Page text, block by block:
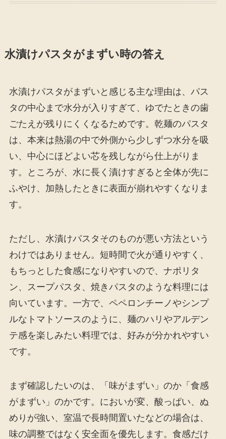
水漬けパスタがまずい時の答え
水漬けパスタがまずいと感じる主な理由は、パス
タの中心まで水分が入りすぎて、ゆでたときの歯
ごたえが残りにくくなるためです。乾麺のパスタ
は、本来は熱湯の中で外側から少しずつ水分を吸
い、中心にほどよい芯を残しながら仕上がりま
す。ところが、水に長く漬けすぎると全体が先に
ふやけ、加熱したときに表面が崩れやすくなりま
す。
ただし、水漬けパスタそのものが悪い方法という
わけではありません。短時間で火が通りやすく、
もちっとした食感になりやすいので、ナポリタ
ン、スープパスタ、焼きパスタのような料理には
向いています。一方で、ペペロンチーノやシンプ
ルなトマトソースのように、麺のハリやアルデン
テ感を楽しみたい料理では、好みが分かれやすい
です。
まず確認したいのは、「味がまずい」のか「食感
がまずい」のかです。においが変、酸っぱい、ぬ
めりが強い、室温で長時間置いたなどの場合は、
味の調整ではなく安全面を優先します。食感だけ